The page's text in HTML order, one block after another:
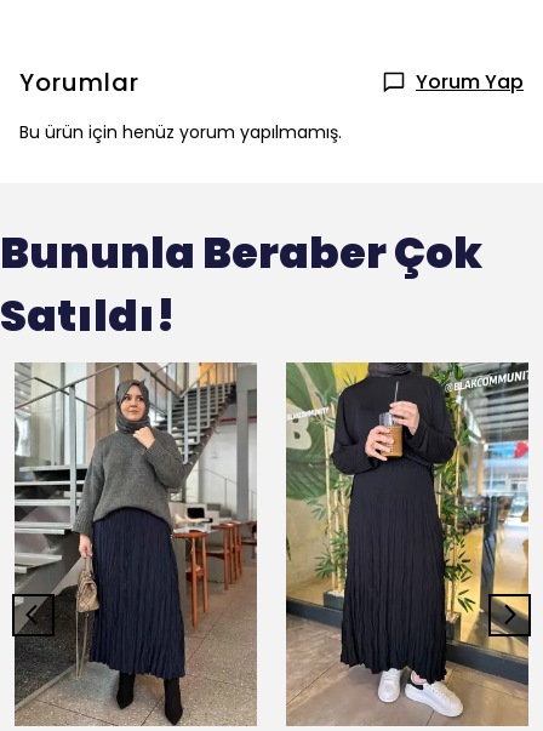
Yorumlar Yorum Yap
Bu ürün için henüz yorum yapılmamış.
Bununla Beraber Çok
Satıldı!